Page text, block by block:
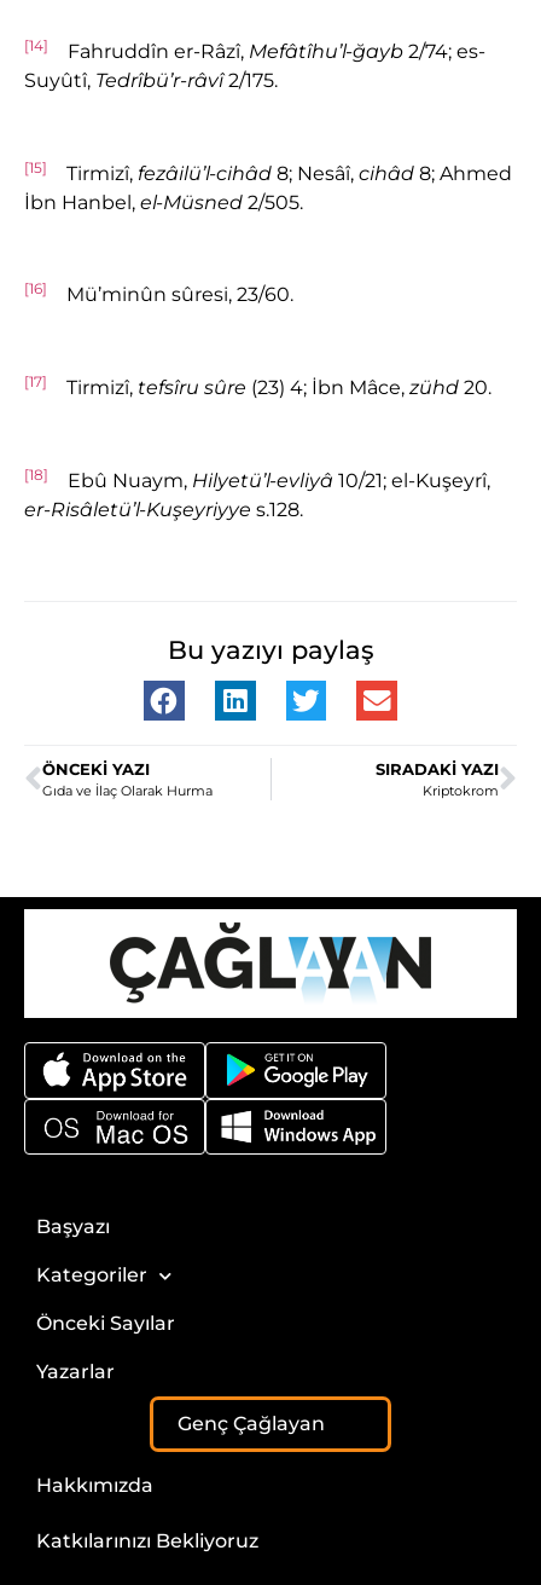
[14] Fahruddîn er-Râzî, Mefâtîhu’l-ğayb 2/74; es-
Suyûtî, Tedrîbü’r-râvî2/175.
[15] Tirmizî, fezâilü’l-cihâd 8; Nesâî, cihâd 8; Ahmed
İbn Hanbel, el-Müsned 2/505.
[16] Mü’minûn sûresi, 23/60.
[17] Tirmizî, tefsîru sûre (23) 4; İbn Mâce, zühd 20.
[18] Ebû Nuaym, Hilyetü’l-evliyâ 10/21; el-Kuşeyrî,
er-Risâletü’l-Kuşeyriyye s.128.
Bu yazıyı paylaş
ÖNCEKI YAZI
Gıda ve İlaç Olarak Hurma
SIRADAKI YAZI
Kriptokrom
Başyazı
Kategoriler
Önceki Sayılar
Yazarlar
Genç Çağlayan
Hakkımızda
Katkılarınızı Bekliyoruz